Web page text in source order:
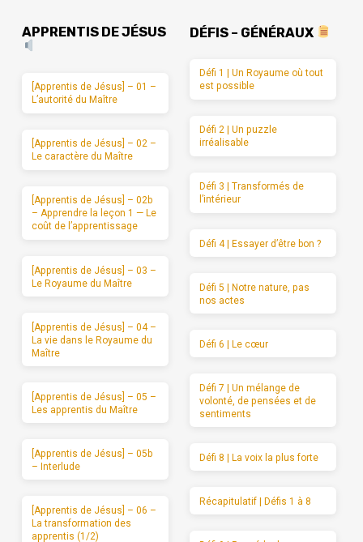
APPRENTIS DE JÉSUS
[Apprentis de Jésus] – 01 –
L’autorité du Maître
[Apprentis de Jésus] – 02 –
Le caractère du Maître
[Apprentis de Jésus] – 02b
– Apprendre la leçon 1 — Le
coût de l’apprentissage
[Apprentis de Jésus] – 03 –
Le Royaume du Maître
[Apprentis de Jésus] – 04 –
La vie dans le Royaume du
Maître
[Apprentis de Jésus] – 05 –
Les apprentis du Maître
[Apprentis de Jésus] – 05b
– Interlude
[Apprentis de Jésus] – 06 –
La transformation des
apprentis (1/2)
DÉFIS – GÉNÉRAUX
Défi 1 | Un Royaume où tout
est possible
Défi 2 | Un puzzle
irréalisable
Défi 3 | Transformés de
l’intérieur
Défi 4 | Essayer d’être bon ?
Défi 5 | Notre nature, pas
nos actes
Défi 6 | Le cœur
Défi 7 | Un mélange de
volonté, de pensées et de
sentiments
Défi 8 | La voix la plus forte
Récapitulatif | Défis 1 à 8